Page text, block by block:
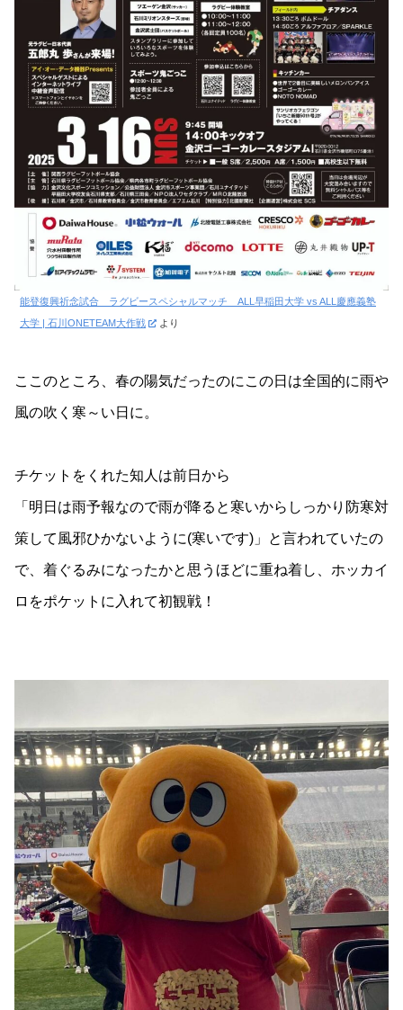
能登復興祈念試合 ラグビースペシャルマッチ ALL早稲田大学 vs ALL慶應義塾
大学 | 石川ONETEAM大作戦
より
ここのところ、春の陽気だったのにこの日は全国的に雨や
風の吹く寒～い日に。
チケットをくれた知人は前日から
「明日は雨予報なので雨が降ると寒いからしっかり防寒対
策して風邪ひかないように(寒いです)」と言われていたの
で、着ぐるみになったかと思うほどに重ね着し、ホッカイ
ロをポケットに入れて初観戦！